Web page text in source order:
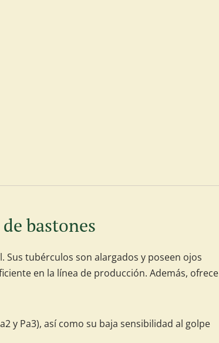
bastones
tubérculos son alargados y poseen ojos
en la línea de producción. Además,
y Pa3), así como su baja sensibilidad al golpe